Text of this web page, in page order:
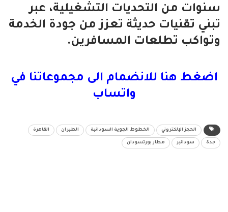
سنوات من التحديات التشغيلية، عبر
تبني تقنيات حديثة تعزز من جودة الخدمة
وتواكب تطلعات المسافرين.
اضغط هنا للانضمام الى مجموعاتنا في
واتساب
الحجز الإلكتروني الخطوط الجوية السودانية الطيران القاهرة
جدة سودانير مطار بورتسودان